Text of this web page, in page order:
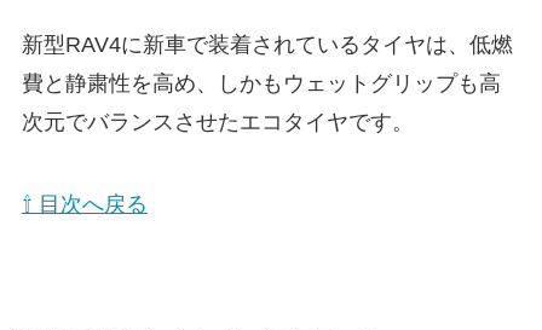
新型RAV4に新車で装着されているタイヤは、低燃
費と静粛性を高め、しかもウェットグリップも高
次元でバランスさせたエコタイヤです。
⇧ 目次へ戻る